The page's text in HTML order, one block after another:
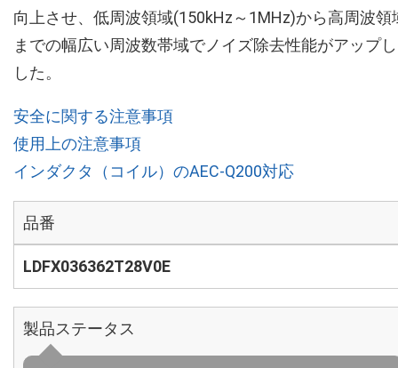
向上させ、低周波領域(150kHz～1MHz)から高周波領
までの幅広い周波数帯域でノイズ除去性能がアップ
した。
安全に関する注意事項
使用上の注意事項
インダクタ（コイル）のAEC-Q200対応
品番
LDFX036362T28V0E
製品ステータス